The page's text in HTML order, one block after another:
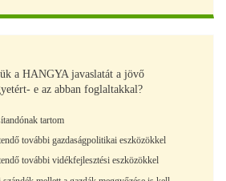
a HANGYA javaslatát a jövő
e az abban foglaltakkal?
tartom
további gazdaságpolitikai eszközökkel
további vidékfejlesztési eszközökkel